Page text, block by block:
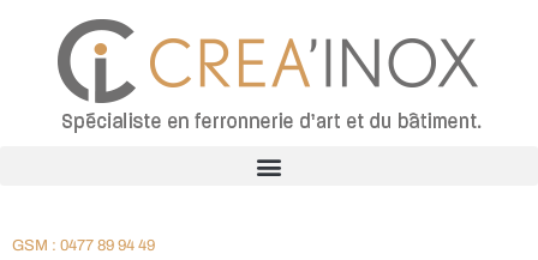
GSM : 0477 89 94 49